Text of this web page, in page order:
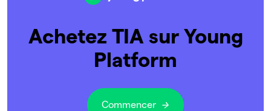
Achetez TIA sur Young
Platform
Commencer